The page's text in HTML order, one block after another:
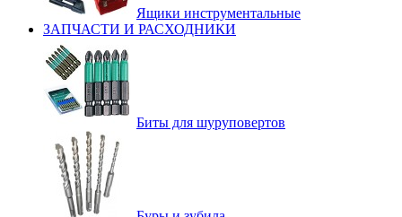
Ящики инструментальные
ЗАПЧАСТИ И РАСХОДНИКИ
Биты для шуруповертов